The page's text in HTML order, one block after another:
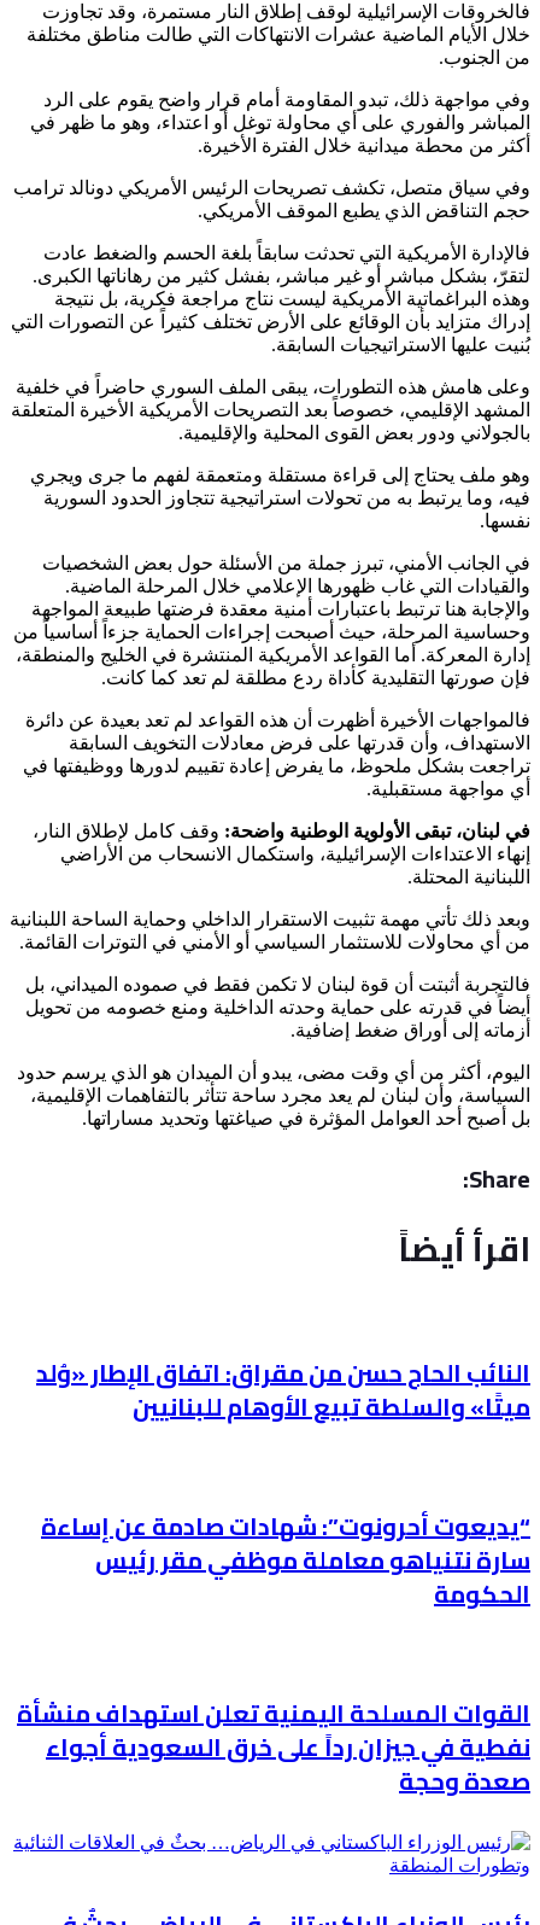
فالخروقات الإسرائيلية لوقف إطلاق النار مستمرة، وقد تجاوزت
خلال الأيام الماضية عشرات الانتهاكات التي طالت مناطق مختلفة
من الجنوب.
وفي مواجهة ذلك، تبدو المقاومة أمام قرار واضح يقوم على الرد
المباشر والفوري على أي محاولة توغل أو اعتداء، وهو ما ظهر في
أكثر من محطة ميدانية خلال الفترة الأخيرة.
وفي سياق متصل، تكشف تصريحات الرئيس الأمريكي دونالد ترامب
حجم التناقض الذي يطبع الموقف الأمريكي.
فالإدارة الأمريكية التي تحدثت سابقاً بلغة الحسم والضغط عادت
لتقرّ، بشكل مباشر أو غير مباشر، بفشل كثير من رهاناتها الكبرى.
وهذه البراغماتية الأمريكية ليست نتاج مراجعة فكرية، بل نتيجة
إدراك متزايد بأن الوقائع على الأرض تختلف كثيراً عن التصورات التي
بُنيت عليها الاستراتيجيات السابقة.
وعلى هامش هذه التطورات، يبقى الملف السوري حاضراً في خلفية
المشهد الإقليمي، خصوصاً بعد التصريحات الأمريكية الأخيرة المتعلقة
بالجولاني ودور بعض القوى المحلية والإقليمية.
وهو ملف يحتاج إلى قراءة مستقلة ومتعمقة لفهم ما جرى ويجري
فيه، وما يرتبط به من تحولات استراتيجية تتجاوز الحدود السورية
نفسها.
في الجانب الأمني، تبرز جملة من الأسئلة حول بعض الشخصيات
والقيادات التي غاب ظهورها الإعلامي خلال المرحلة الماضية.
والإجابة هنا ترتبط باعتبارات أمنية معقدة فرضتها طبيعة المواجهة
وحساسية المرحلة، حيث أصبحت إجراءات الحماية جزءاً أساسياً من
إدارة المعركة. أما القواعد الأمريكية المنتشرة في الخليج والمنطقة،
فإن صورتها التقليدية كأداة ردع مطلقة لم تعد كما كانت.
فالمواجهات الأخيرة أظهرت أن هذه القواعد لم تعد بعيدة عن دائرة
الاستهداف، وأن قدرتها على فرض معادلات التخويف السابقة
تراجعت بشكل ملحوظ، ما يفرض إعادة تقييم لدورها ووظيفتها في
أي مواجهة مستقبلية.
في لبنان، تبقى الأولوية الوطنية واضحة: وقف كامل لإطلاق النار،
إنهاء الاعتداءات الإسرائيلية، واستكمال الانسحاب من الأراضي
اللبنانية المحتلة.
وبعد ذلك تأتي مهمة تثبيت الاستقرار الداخلي وحماية الساحة اللبنانية
من أي محاولات للاستثمار السياسي أو الأمني في التوترات القائمة.
فالتجربة أثبتت أن قوة لبنان لا تكمن فقط في صموده الميداني، بل
أيضاً في قدرته على حماية وحدته الداخلية ومنع خصومه من تحويل
أزماته إلى أوراق ضغط إضافية.
اليوم، أكثر من أي وقت مضى، يبدو أن الميدان هو الذي يرسم حدود
السياسة، وأن لبنان لم يعد مجرد ساحة تتأثر بالتفاهمات الإقليمية،
بل أصبح أحد العوامل المؤثرة في صياغتها وتحديد مساراتها.
Share:
اقرأ أيضاً
النائب الحاج حسن من مقراق: اتفاق الإطار «وُلد
ميتًا» والسلطة تبيع الأوهام للبنانيين
“يديعوت أحرونوت”: شهادات صادمة عن إساءة
سارة نتنياهو معاملة موظفي مقر رئيس
الحكومة
القوات المسلحة اليمنية تعلن استهداف منشأة
نفطية في جيزان رداً على خرق السعودية أجواء
صعدة وحجة